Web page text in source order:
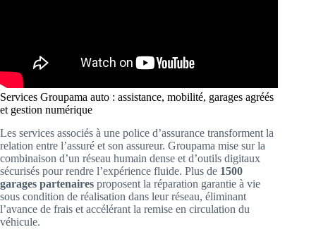
Services Groupama auto : assistance, mobilité, garages agréés
et gestion numérique
Les services associés à une police d’assurance transforment la
relation entre l’assuré et son assureur. Groupama mise sur la
combinaison d’un réseau humain dense et d’outils digitaux
sécurisés pour rendre l’expérience fluide. Plus de 1500
garages partenaires proposent la réparation garantie à vie
sous condition de réalisation dans leur réseau, éliminant
l’avance de frais et accélérant la remise en circulation du
véhicule.